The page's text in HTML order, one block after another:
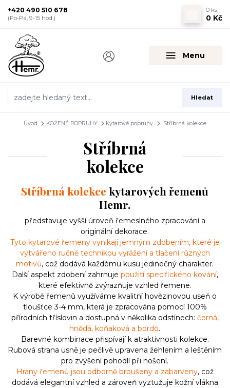
Menu
Hledat
+420 490 510 678
(Po-Pá, 9-15 hod.)
0 ks
0 Kč
Úvod KOŽENÉ POPRUHY Kytarové popruhy Stříbrná kolekce
Stříbrná
kolekce
Stříbrná kolekcekytarových řemenů
Hemr.
představuje vyšší úroveň řemeslného zpracování a
originální dekorace.
Tyto kytarové řemeny vynikají jemným zdobením, které je
vytvářeno ručně technikou vyrážení a tlačení různých
motivů, což dodává každému kusu jedinečný charakter.
Další aspekt zdobení zahrnuje použití specifického kování,
které efektivně zvýrazňuje vzhled řemene.
K výrobě řemenů využíváme kvalitní hovězinovou useň o
tloušťce 3-4 mm, která je zpracována pomocí 100%
přírodních tříslovin a dostupná v několika odstínech: černá,
hnědá, koňaková a bordó.
Barevné kombinace přispívají k atraktivnosti kolekce.
Rubová strana usně je pečlivě upravena žehlením a leštěním
pro zvýšení pohodlí při nošení.
Hrany řemenů jsou odborně broušeny a zabarveny, což
dodává elegantní vzhled a zároveň vyztužuje kožní vlákna